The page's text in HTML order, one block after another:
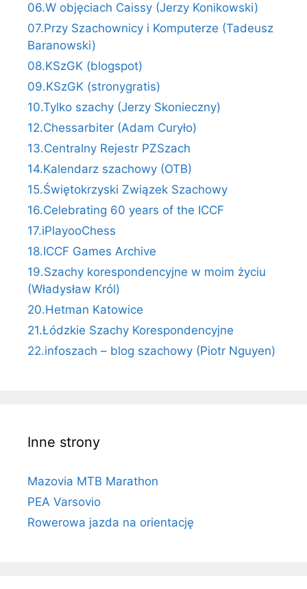
06.W objęciach Caissy (Jerzy Konikowski)
07.Przy Szachownicy i Komputerze (Tadeusz
Baranowski)
08.KSzGK (blogspot)
09.KSzGK (stronygratis)
10.Tylko szachy (Jerzy Skonieczny)
12.Chessarbiter (Adam Curyło)
13.Centralny Rejestr PZSzach
14.Kalendarz szachowy (OTB)
15.Świętokrzyski Związek Szachowy
16.Celebrating 60 years of the ICCF
17.iPlayooChess
18.ICCF Games Archive
19.Szachy korespondencyjne w moim życiu
(Władysław Król)
20.Hetman Katowice
21.Łódzkie Szachy Korespondencyjne
22.infoszach – blog szachowy (Piotr Nguyen)
Inne strony
Mazovia MTB Marathon
PEA Varsovio
Rowerowa jazda na orientację